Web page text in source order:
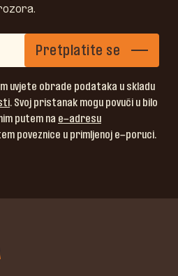
uvjete obrade podataka u skladu
. Svoj pristanak mogu povući u bilo
putem na e-adresu
poveznice u primljenoj e-poruci.
Pretplatite se